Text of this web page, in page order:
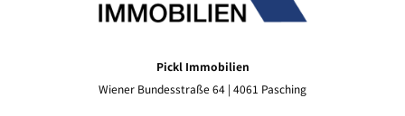
Pickl Immobilien
Wiener Bundesstraße 64 | 4061 Pasching